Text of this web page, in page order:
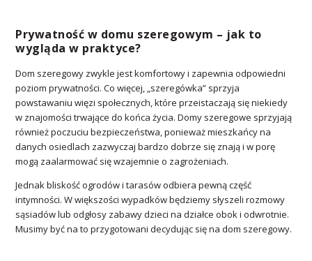
Prywatność w domu szeregowym – jak to
wygląda w praktyce?
Dom szeregowy zwykle jest komfortowy i zapewnia odpowiedni
poziom prywatności. Co więcej, „szeregówka” sprzyja
powstawaniu więzi społecznych, które przeistaczają się niekiedy
w znajomości trwające do końca życia. Domy szeregowe sprzyjają
również poczuciu bezpieczeństwa, ponieważ mieszkańcy na
danych osiedlach zazwyczaj bardzo dobrze się znają i w porę
mogą zaalarmować się wzajemnie o zagrożeniach.
Jednak bliskość ogrodów i tarasów odbiera pewną część
intymności. W większości wypadków będziemy słyszeli rozmowy
sąsiadów lub odgłosy zabawy dzieci na działce obok i odwrotnie.
Musimy być na to przygotowani decydując się na dom szeregowy.